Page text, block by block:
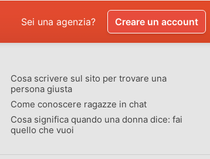
Sei una agenzia? Creare un account
Cosa scrivere sul sito per trovare una
persona giusta
Come conoscere ragazze in chat
Cosa significa quando una donna dice: fai
quello che vuoi